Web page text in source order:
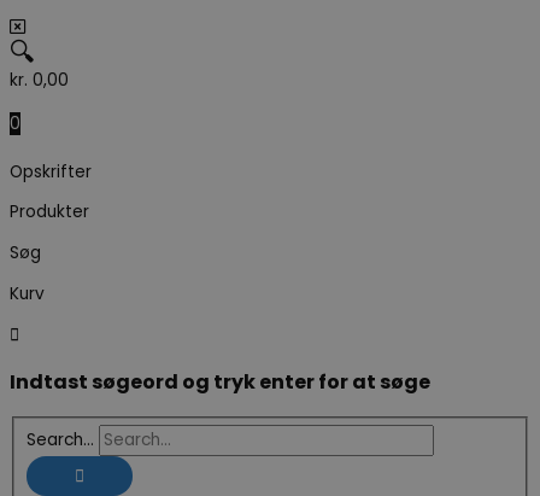
🔍
kr. 0,00
0
Opskrifter
Produkter
Søg
Kurv
Indtast søgeord og tryk enter for at søge
Search...